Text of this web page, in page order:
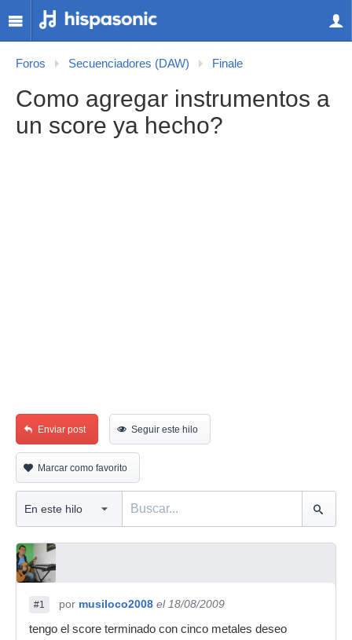
Foros Secuenciadores (DAW) Finale
Como agregar instrumentos a
un score ya hecho?
Enviar post Seguir este hilo
Marcar como favorito
#1 por musiloco2008 el 18/08/2009
tengo el score terminado con cinco metales deseo